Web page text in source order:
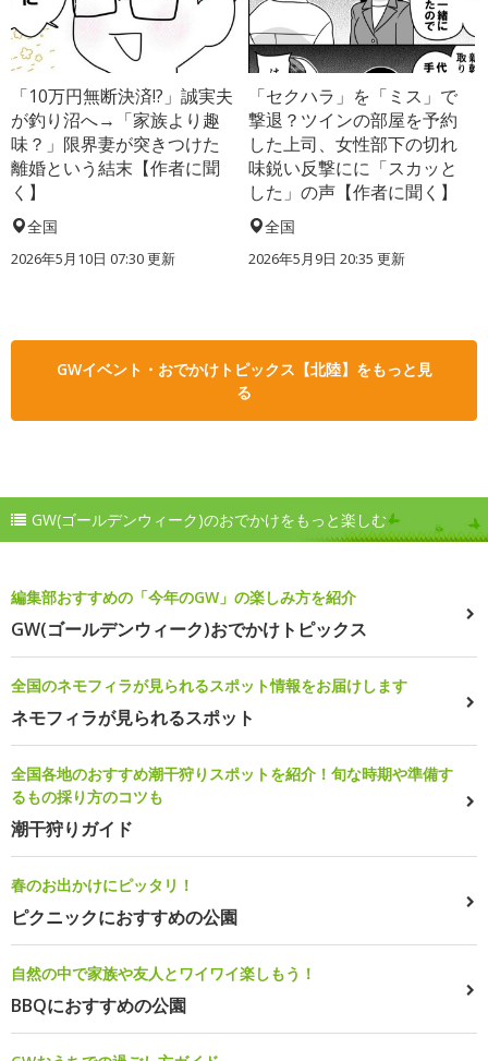
「10万円無断決済!?」誠実夫
が釣り沼へ→「家族より趣
味？」限界妻が突きつけた
離婚という結末【作者に聞
く】
全国
2026年5月10日 07:30 更新
「セクハラ」を「ミス」で
撃退？ツインの部屋を予約
した上司、女性部下の切れ
味鋭い反撃にに「スカッと
した」の声【作者に聞く】
全国
2026年5月9日 20:35 更新
GWイベント・おでかけトピックス【北陸】をもっと見
る
GW(ゴールデンウィーク)のおでかけをもっと楽しむ
編集部おすすめの「今年のGW」の楽しみ方を紹介
GW(ゴールデンウィーク)おでかけトピックス
全国のネモフィラが見られるスポット情報をお届けします
ネモフィラが見られるスポット
全国各地のおすすめ潮干狩りスポットを紹介！旬な時期や準備す
るもの採り方のコツも
潮干狩りガイド
春のお出かけにピッタリ！
ピクニックにおすすめの公園
自然の中で家族や友人とワイワイ楽しもう！
BBQにおすすめの公園